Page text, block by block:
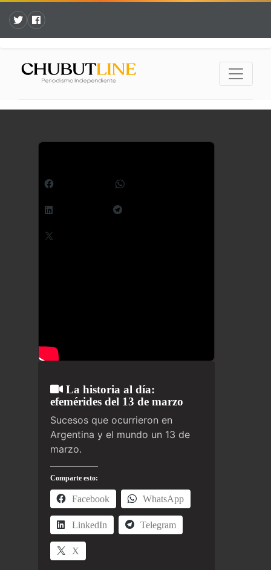
La historia al día:
efemérides del 13 de marzo
Sucesos que ocurrieron en
Argentina y el mundo un 13 de
marzo.
Comparte esto:
Facebook WhatsApp
LinkedIn Telegram
X